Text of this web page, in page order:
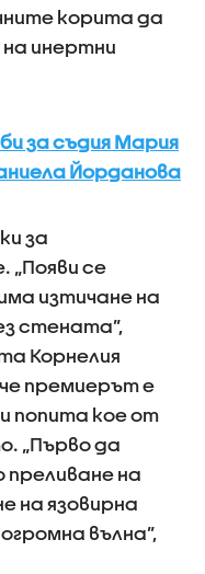
корита да
на инертни
за съдия Мария
Йорданова
за
„Появи се
изтичане на
стената”,
Корнелия
премиерът е
попита кое от
„Първо да
преливане на
на язовирна
вълна”,